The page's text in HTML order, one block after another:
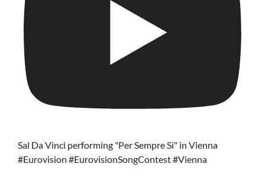
Sal Da Vinci performing "Per Sempre Si" in Vienna
#Eurovision #EurovisionSongContest #Vienna